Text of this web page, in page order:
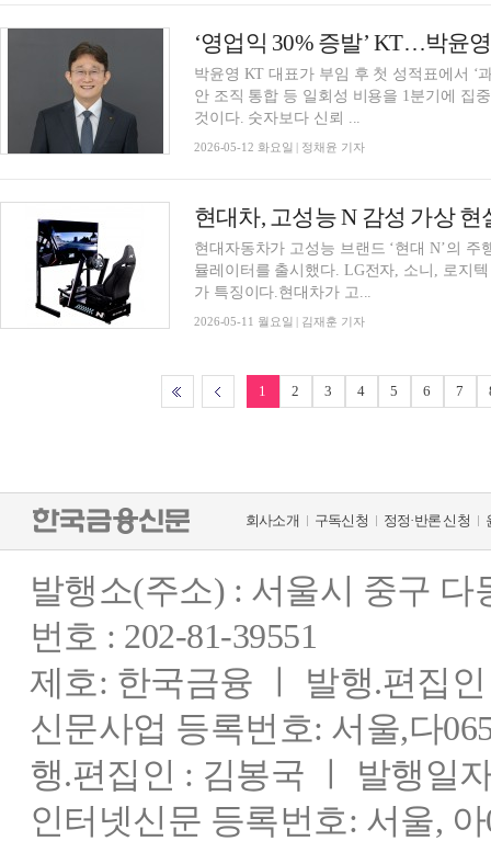
박윤영 KT 대표가 부임 후 첫 성적표에서 ‘
안 조직 통합 등 일회성 비용을 1분기에 집
것이다. 숫자보다 신뢰 ...
2026-05-12 화요일 | 정채윤 기자
현대차, 고성능 N 감성 가상
현대자동차가 고성능 브랜드 ‘현대 N’의
뮬레이터를 출시했다. LG전자, 소니, 로지
가 특징이다.현대차가 고...
2026-05-11 월요일 | 김재훈 기자
1 2 3 4 5 6 7
회사소개 구독신청 정정·반론 신청
발행소(주소) : 서울시 중구
번호 : 202-81-39551
제호: 한국금융 ㅣ 발행.편집
신문사업 등록번호: 서울,다
행.편집인 : 김봉국 ㅣ 발행일
인터넷신문 등록번호: 서울,